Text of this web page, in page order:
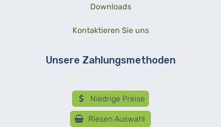
Downloads
Kontaktieren Sie uns
Unsere Zahlungsmethoden
Niedrige Preise
Riesen Auswahl